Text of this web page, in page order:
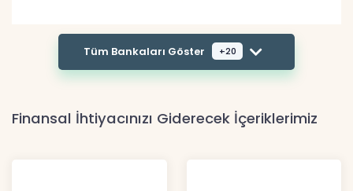
Tüm Bankaları Göster +20
Finansal İhtiyacınızı Giderecek İçeriklerimiz